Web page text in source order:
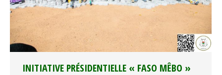
INITIATIVE PRÉSIDENTIELLE « FASO MÊBO »